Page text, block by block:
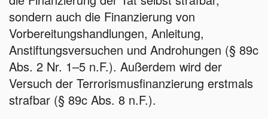
sondern auch die Finanzierung von
Vorbereitungshandlungen, Anleitung,
Anstiftungsversuchen und Androhungen (§ 89c
Abs. 2 Nr. 1–5 n.F.). Außerdem wird der
Versuch der Terrorismusfinanzierung erstmals
strafbar (§ 89c Abs. 8 n.F.).